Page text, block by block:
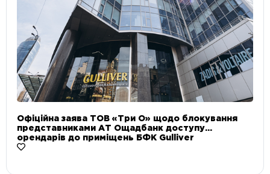
Офіційна заява ТОВ «Три О» щодо блокування
представниками АТ Ощадбанк доступу
орендарів до приміщень БФК Gulliver